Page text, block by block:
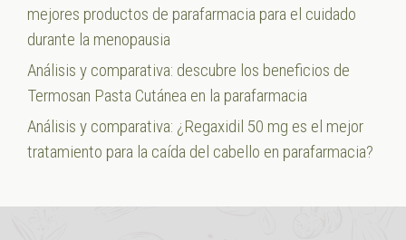
mejores productos de parafarmacia para el cuidado
durante la menopausia
Análisis y comparativa: descubre los beneficios de
Termosan Pasta Cutánea en la parafarmacia
Análisis y comparativa: ¿Regaxidil 50 mg es el mejor
tratamiento para la caída del cabello en parafarmacia?